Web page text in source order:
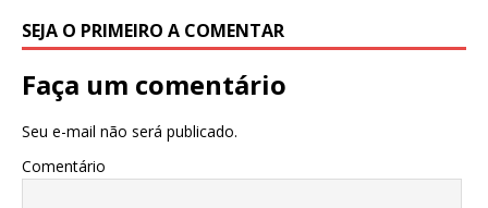
SEJA O PRIMEIRO A COMENTAR
Faça um comentário
Seu e-mail não será publicado.
Comentário